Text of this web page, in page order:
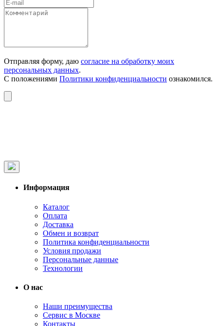
Отправляя форму, даю согласие на обработку моих
персональных данных.
С положениями Политики конфиденциальности ознакомился.
Информация
Каталог
Оплата
Доставка
Обмен и возврат
Политика конфиденциальности
Условия продажи
Персональные данные
Технологии
О нас
Наши преимущества
Сервис в Москве
Контакты